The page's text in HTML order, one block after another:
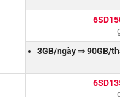
3GB/ngày ⇒ 90GB/